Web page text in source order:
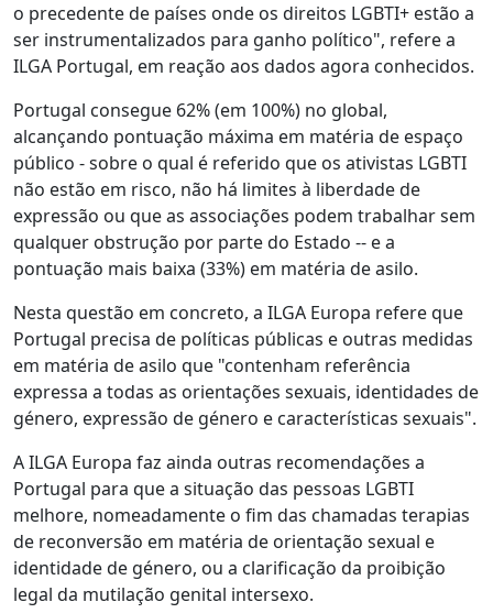
o precedente de países onde os direitos LGBTI+ estão a
ser instrumentalizados para ganho político", refere a
ILGA Portugal, em reação aos dados agora conhecidos.
Portugal consegue 62% (em 100%) no global,
alcançando pontuação máxima em matéria de espaço
público - sobre o qual é referido que os ativistas LGBTI
não estão em risco, não há limites à liberdade de
expressão ou que as associações podem trabalhar sem
qualquer obstrução por parte do Estado -- e a
pontuação mais baixa (33%) em matéria de asilo.
Nesta questão em concreto, a ILGA Europa refere que
Portugal precisa de políticas públicas e outras medidas
em matéria de asilo que "contenham referência
expressa a todas as orientações sexuais, identidades de
género, expressão de género e características sexuais".
A ILGA Europa faz ainda outras recomendações a
Portugal para que a situação das pessoas LGBTI
melhore, nomeadamente o fim das chamadas terapias
de reconversão em matéria de orientação sexual e
identidade de género, ou a clarificação da proibição
legal da mutilação genital intersexo.